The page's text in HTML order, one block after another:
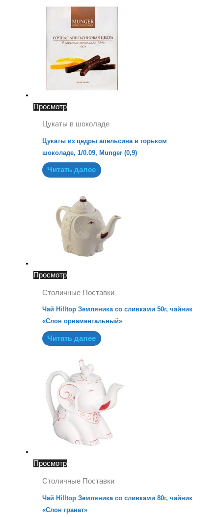
Просмотр
Цукаты в шоколаде
Цукаты из цедры апельсина в горьком
шоколаде, 1/0.09, Munger (0,9)
Читать далее
Просмотр
Столичные Поставки
Чай Hilltop Земляника со сливками 50г, чайник
«Слон орнаментальный»
Читать далее
Просмотр
Столичные Поставки
Чай Hilltop Земляника со сливками 80г, чайник
«Слон гранат»